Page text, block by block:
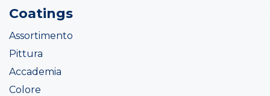
Coatings
Assortimento
Pittura
Accademia
Colore